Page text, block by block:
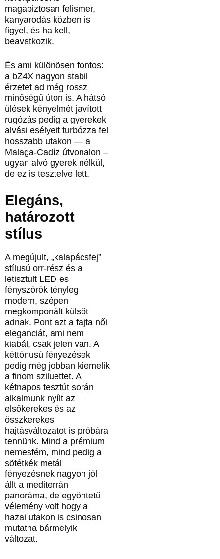
magabiztosan felismer,
kanyarodás közben is
figyel, és ha kell,
beavatkozik.
És ami különösen fontos:
a bZ4X nagyon stabil
érzetet ad még rossz
minőségű úton is. A hátsó
ülések kényelmét javított
rugózás pedig a gyerekek
alvási esélyeit turbózza fel
hosszabb utakon — a
Malaga-Cadíz útvonalon –
ugyan alvó gyerek nélkül,
de ez is tesztelve lett.
Elegáns,
határozott
stílus
A megújult, „kalapácsfej”
stílusú orr-rész és a
letisztult LED-es
fényszórók tényleg
modern, szépen
megkomponált külsőt
adnak. Pont azt a fajta női
eleganciát, ami nem
kiabál, csak jelen van. A
kéttónusú fényezések
pedig még jobban kiemelik
a finom sziluettet. A
kétnapos tesztút során
alkalmunk nyílt az
elsőkerekes és az
összkerekes
hajtásváltozatot is próbára
tennünk. Mind a prémium
nemesfém, mind pedig a
sötétkék metál
fényezésnek nagyon jól
állt a mediterrán
panoráma, de egyöntetű
vélemény volt hogy a
hazai utakon is csinosan
mutatna bármelyik
változat.